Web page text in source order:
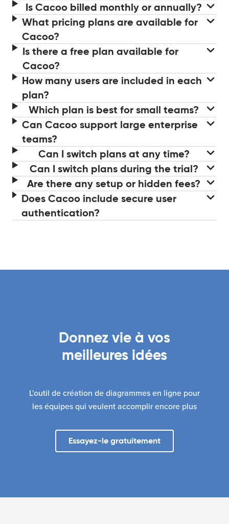
Is Cacoo billed monthly or annually?
What pricing plans are available for
Cacoo?
Is there a free plan available for
Cacoo?
How many users are included in each
plan?
Which plan is best for small teams?
Can Cacoo support large enterprise
teams?
Can I switch plans at any time?
Can I switch plans during the trial?
Are there any setup or hidden fees?
Does Cacoo include secure user
authentication?
Donnez vie à vos
meilleures idées
L'outil de création de diagrammes en ligne pour
les équipes qui veulent accomplir encore plus
Essayez-le gratuitement